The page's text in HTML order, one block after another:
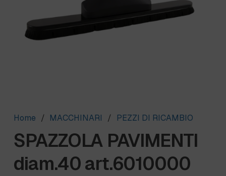
Home / MACCHINARI / PEZZI DI RICAMBIO
SPAZZOLA PAVIMENTI
diam.40 art.6010000